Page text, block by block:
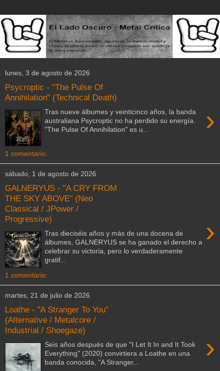
lunes, 3 de agosto de 2026
Psycroptic - "The Pulse Of
Annihilation" (Technical Death)
›
Tras nueve álbumes y veinticinco años, la banda
australiana Psycroptic no ha perdido su energía.
"The Pulse Of Annihilation" es u...
1 comentario:
sábado, 1 de agosto de 2026
GALNERYUS - "A CRY FROM
THE SKY ABOVE" (Neo
Classical / JPower /
Progressive)
›
Tras dieciséis años y más de una docena de
álbumes, GALNERYUS se ha ganado el derecho a
celebrar su victoria, pero lo verdaderamente
gratif...
1 comentario:
martes, 21 de julio de 2026
Loathe - "A Stranger To You"
(Alternative / Metalcore /
Industrial / Shoegaze)
›
Seis años después de que "I Let It In and It Took
Everything" (2020) convirtiera a Loathe en una
banda conocida, "A Stranger...